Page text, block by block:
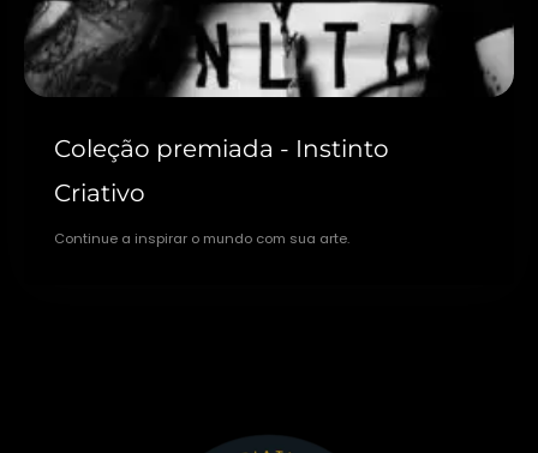
Coleção premiada - Instinto
Criativo
Continue a inspirar o mundo com sua arte.